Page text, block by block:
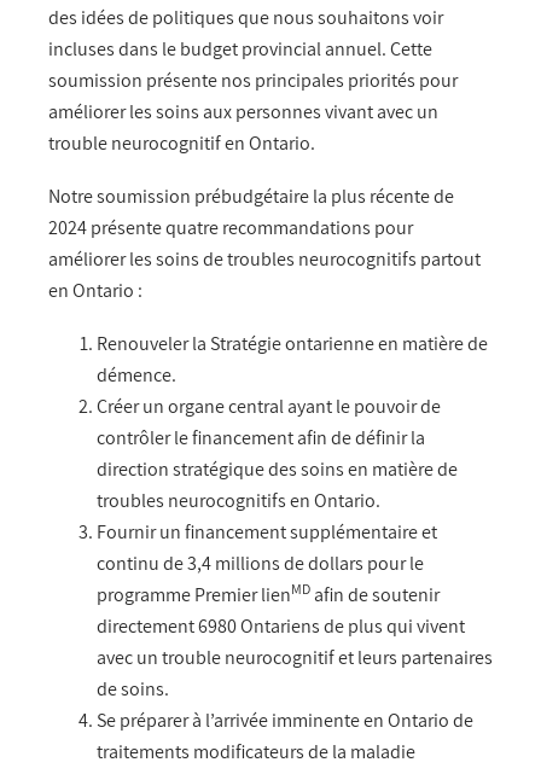
des idées de politiques que nous souhaitons voir
incluses dans le budget provincial annuel. Cette
soumission présente nos principales priorités pour
améliorer les soins aux personnes vivant avec un
trouble neurocognitif en Ontario.
Notre soumission prébudgétaire la plus récente de
2024 présente quatre recommandations pour
améliorer les soins de troubles neurocognitifs partout
en Ontario :
Renouveler la Stratégie ontarienne en matière de
démence.
Créer un organe central ayant le pouvoir de
contrôler le financement afin de définir la
direction stratégique des soins en matière de
troubles neurocognitifs en Ontario.
Fournir un financement supplémentaire et
continu de 3,4 millions de dollars pour le
programme Premier lienMD afin de soutenir
directement 6980 Ontariens de plus qui vivent
avec un trouble neurocognitif et leurs partenaires
de soins.
Se préparer à l’arrivée imminente en Ontario de
traitements modificateurs de la maladie